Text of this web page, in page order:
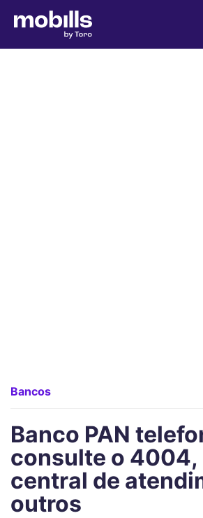
Bancos
Banco PAN
consulte o
central de
outros